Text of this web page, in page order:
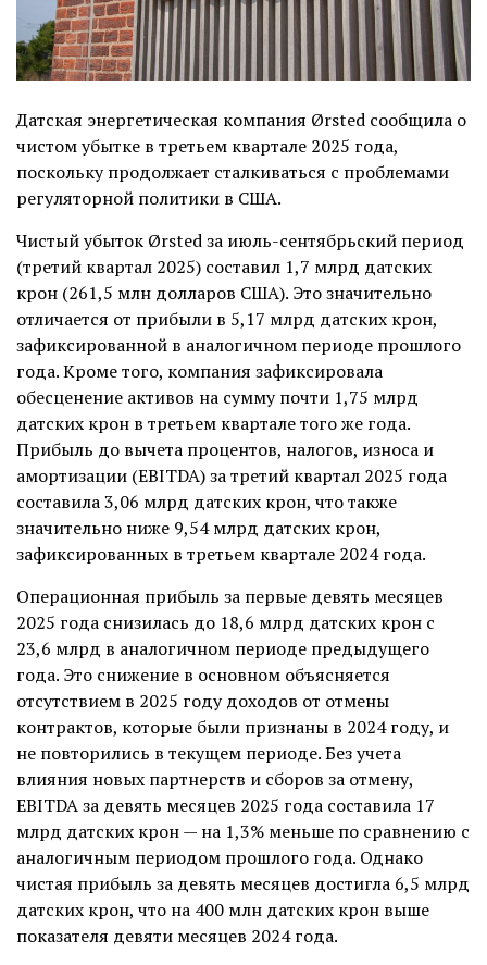
Датская энергетическая компания Ørsted сообщила о
чистом убытке в третьем квартале 2025 года,
поскольку продолжает сталкиваться с проблемами
регуляторной политики в США.
Чистый убыток Ørsted за июль-сентябрьский период
(третий квартал 2025) составил 1,7 млрд датских
крон (261,5 млн долларов США). Это значительно
отличается от прибыли в 5,17 млрд датских крон,
зафиксированной в аналогичном периоде прошлого
года. Кроме того, компания зафиксировала
обесценение активов на сумму почти 1,75 млрд
датских крон в третьем квартале того же года.
Прибыль до вычета процентов, налогов, износа и
амортизации (EBITDA) за третий квартал 2025 года
составила 3,06 млрд датских крон, что также
значительно ниже 9,54 млрд датских крон,
зафиксированных в третьем квартале 2024 года.
Операционная прибыль за первые девять месяцев
2025 года снизилась до 18,6 млрд датских крон с
23,6 млрд в аналогичном периоде предыдущего
года. Это снижение в основном объясняется
отсутствием в 2025 году доходов от отмены
контрактов, которые были признаны в 2024 году, и
не повторились в текущем периоде. Без учета
влияния новых партнерств и сборов за отмену,
EBITDA за девять месяцев 2025 года составила 17
млрд датских крон — на 1,3% меньше по сравнению с
аналогичным периодом прошлого года. Однако
чистая прибыль за девять месяцев достигла 6,5 млрд
датских крон, что на 400 млн датских крон выше
показателя девяти месяцев 2024 года.